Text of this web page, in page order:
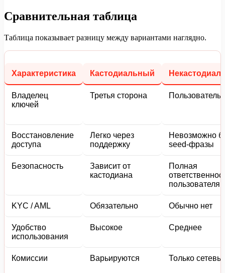
Сравнительная таблица
Таблица показывает разницу между вариантами наглядно.
Характеристика Кастодиальный
Владелец
ключей
Третья сторона Пользователь
Восстановление
доступа
Легко через
поддержку
Невозможно
seed-фразы
Безопасность
Зависит от
кастодиана
Полная
пользователя
KYC / AML Обязательно Обычно нет
Удобство
использования
Высокое Среднее
Комиссии Варьируются Только